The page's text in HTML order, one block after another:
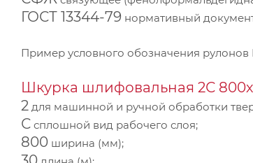
ГОСТ 13344-79 нормативный
Пример условного обозначения
Шкурка шлифовальная 2С
2 для машинной и ручной обработки
С сплошной вид рабочего слоя;
800 ширина (мм);